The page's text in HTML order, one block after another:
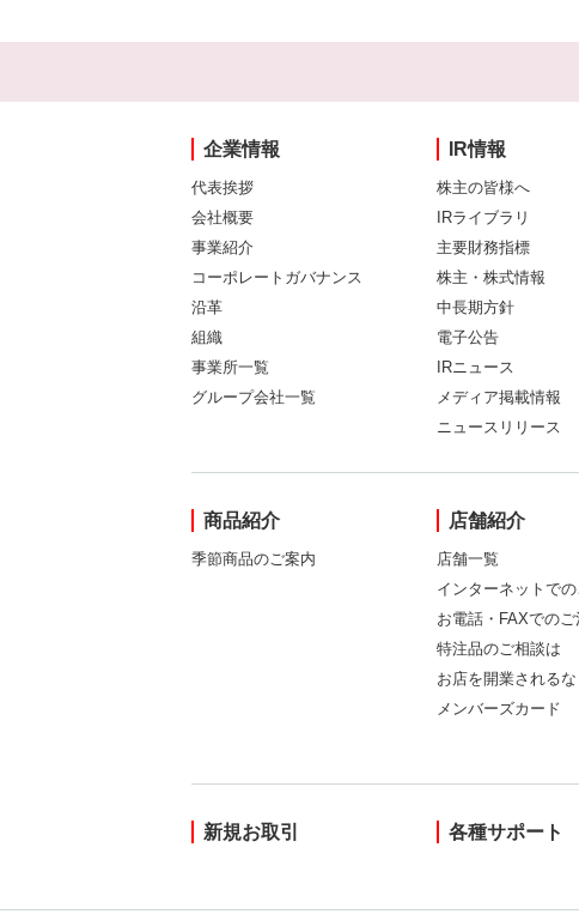
企業情報
代表挨拶
会社概要
事業紹介
コーポレートガバナンス
沿革
組織
事業所一覧
グループ会社一覧
IR情報
株主の皆様へ
IRライブラリ
主要財務指標
株主・株式情報
中長期方針
電子公告
IRニュース
メディア掲載情報
ニュースリリース
商品紹介
季節商品のご案内
店舗紹介
店舗一覧
インターネットで
お電話・FAXでのご
特注品のご相談は
お店を開業されるな
メンバーズカード
新規お取引 各種サポート